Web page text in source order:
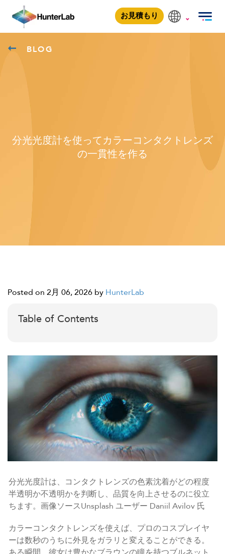
お見積もり
BLOG
分光光度計を使ってカラーコンタクトレンズ
の一貫性を作る
Posted on 2月 06, 2026 by HunterLab
Table of Contents
分光光度計は、コンタクトレンズの色素沈着がどの程度
半透明か不透明かを判断し、品質を向上させるのに役立
ちます。画像ソースUnsplash ユーザー Daniil Avilov 氏
カラーコンタクトレンズを使えば、プロのコスプレイヤ
ーは数秒のうちに外見をガラリと変えることができる。